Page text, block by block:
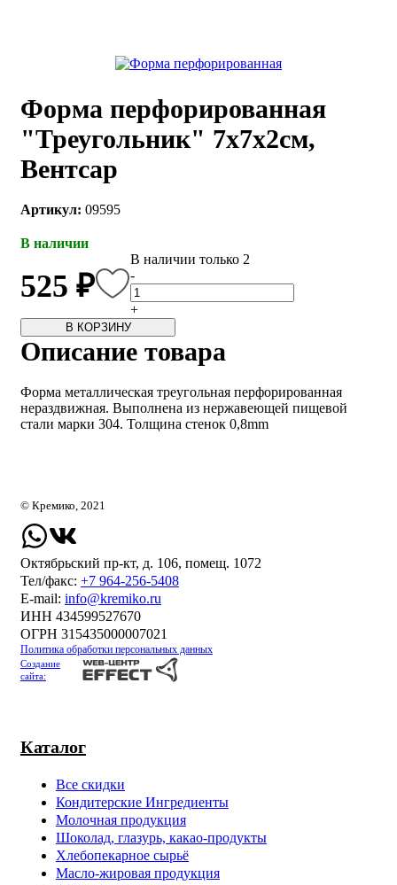
256-54-
Форма перфорированная
"Треугольник" 7х7х2см,
Вентсар
Артикул: 09595
В наличии
525 ₽
В наличии только 2
-
+
В КОРЗИНУ
Описание товара
Форма металлическая треугольная перфорированная
нераздвижная. Выполнена из нержавеющей пищевой
стали марки 304. Толщина стенок 0,8mm
Каталог
Все скидки
Кондитерские Ингредиенты
Молочная продукция
Шоколад, глазурь, какао-продукты
Хлебопекарное сырьё
Масло-жировая продукция
© Кремико, 2021
Октябрьский пр-кт, д. 106, помещ. 1072
Тел/факс: +7 964-256-5408
Е-mail: info@kremiko.ru
ИНН 434599527670
ОГРН 315435000007021
Политика обработки персональных данных
Создание
сайта: